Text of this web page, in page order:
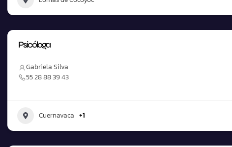
Psicóloga
Gabriela Silva
55 28 88 39 43
Cuernavaca +1